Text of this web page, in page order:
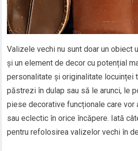
Valizele vechi nu sunt doar un obiect
și un element de decor cu potențial
personalitate și originalitate locuinței
păstrezi în dulap sau să le arunci, le
piese decorative funcționale care vor
sau eclectic în orice încăpere. Iată
pentru refolosirea valizelor vechi în